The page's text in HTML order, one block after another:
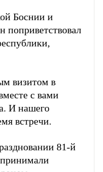
Боснии и
поприветствовал
визитом в
с вами
И нашего
встречи.
81-й